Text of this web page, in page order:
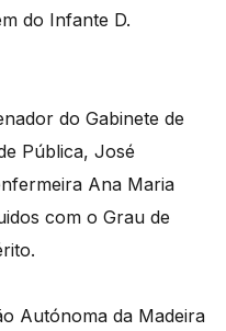
do Infante D.
do Gabinete de
Pública, José
Ana Maria
com o Grau de
Autónoma da Madeira